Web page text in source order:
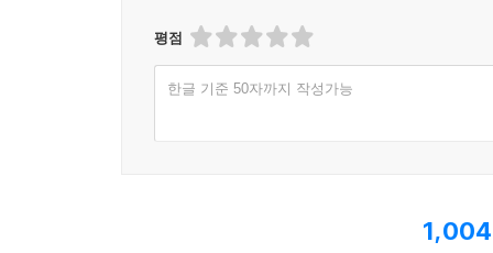
평점
한글 기준 50자까지 작성가능
1,004